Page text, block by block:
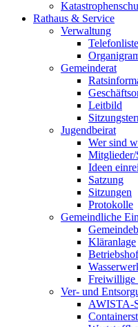
Rathaus & Service
Verwaltung
Telefonliste
Gemeinderat
Leitbild
Jugendbeirat
Wer sind
Mitglieder/
Ideen
Satzung
Sitzungen
Protokolle
Gemeindliche
Kläranlage
Betriebshof
Freiwillige
Ver- und
AWISTA-